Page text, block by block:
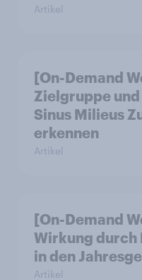
Artikel
[On-Demand
Zielgruppe
Sinus Milieus
erkennen
Artikel
[On-Demand
Wirkung durch
in den
Artikel